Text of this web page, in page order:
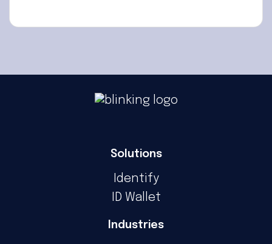
Solutions
Identify
ID Wallet
Industries